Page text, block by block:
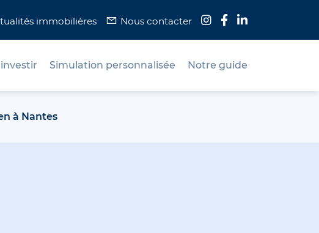
immobilières Nous contacter
Simulation personnalisée Notre guide
à Nantes